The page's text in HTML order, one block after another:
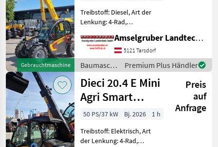
Gebrauchtmaschine
Treibstoff: Diesel, Art der
Lenkung: 4-Rad,
Getriebeart Landmaschine:
Hydrostatgetriebe, hydr.
Werkzeugverriegelung,
Heizung, Sitzfederung,
Zusatzgew
Amselgruber Landtechnik GmbH
5121 Tarsdorf
Baumaschinen
/ Dieci
Premium Plus Händler
Dieci 20.4 E Mini
Agri Smart
ELEKTRO
Teleskoplader
TOP
Preis
auf
Anfrage
50 PS/37 kW Bj. 2026
1 h
Treibstoff: Elektrisch, Art
der Lenkung: 4-Rad,